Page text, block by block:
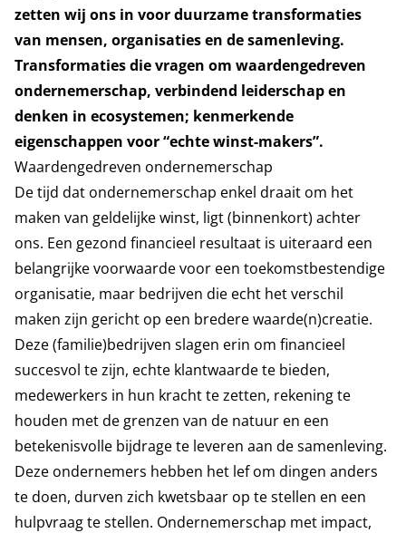
zetten wij ons in voor duurzame transformaties
van mensen, organisaties en de samenleving.
Transformaties die vragen om waardengedreven
ondernemerschap, verbindend leiderschap en
denken in ecosystemen; kenmerkende
eigenschappen voor “echte winst-makers”.
Waardengedreven ondernemerschap
De tijd dat ondernemerschap enkel draait om het
maken van geldelijke winst, ligt (binnenkort) achter
ons. Een gezond financieel resultaat is uiteraard een
belangrijke voorwaarde voor een toekomstbestendige
organisatie, maar bedrijven die echt het verschil
maken zijn gericht op een bredere waarde(n)creatie.
Deze (familie)bedrijven slagen erin om financieel
succesvol te zijn, echte klantwaarde te bieden,
medewerkers in hun kracht te zetten, rekening te
houden met de grenzen van de natuur en een
betekenisvolle bijdrage te leveren aan de samenleving.
Deze ondernemers hebben het lef om dingen anders
te doen, durven zich kwetsbaar op te stellen en een
hulpvraag te stellen. Ondernemerschap met impact,